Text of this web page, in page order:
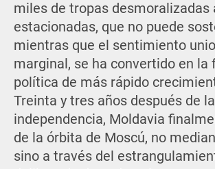
miles de tropas desmoralizadas
estacionadas, que no puede
mientras que el sentimiento
marginal, se ha convertido en la
política de más rápido
Treinta y tres años después de la
independencia, Moldavia
de la órbita de Moscú, no
sino a través del